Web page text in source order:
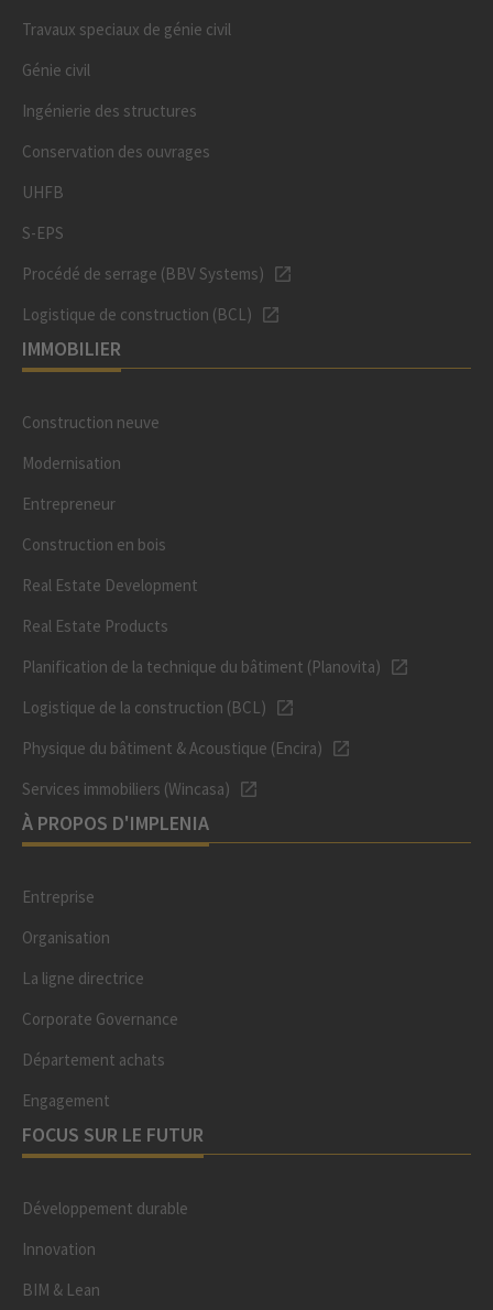
Travaux speciaux de génie civil
Génie civil
Ingénierie des structures
Conservation des ouvrages
UHFB
S-EPS
Procédé de serrage (BBV Systems)
Logistique de construction (BCL)
IMMOBILIER
Construction neuve
Modernisation
Entrepreneur
Construction en bois
Real Estate Development
Real Estate Products
Planification de la technique du bâtiment (Planovita)
Logistique de la construction (BCL)
Physique du bâtiment & Acoustique (Encira)
Services immobiliers (Wincasa)
À PROPOS D'IMPLENIA
Entreprise
Organisation
La ligne directrice
Corporate Governance
Département achats
Engagement
FOCUS SUR LE FUTUR
Développement durable
Innovation
BIM & Lean